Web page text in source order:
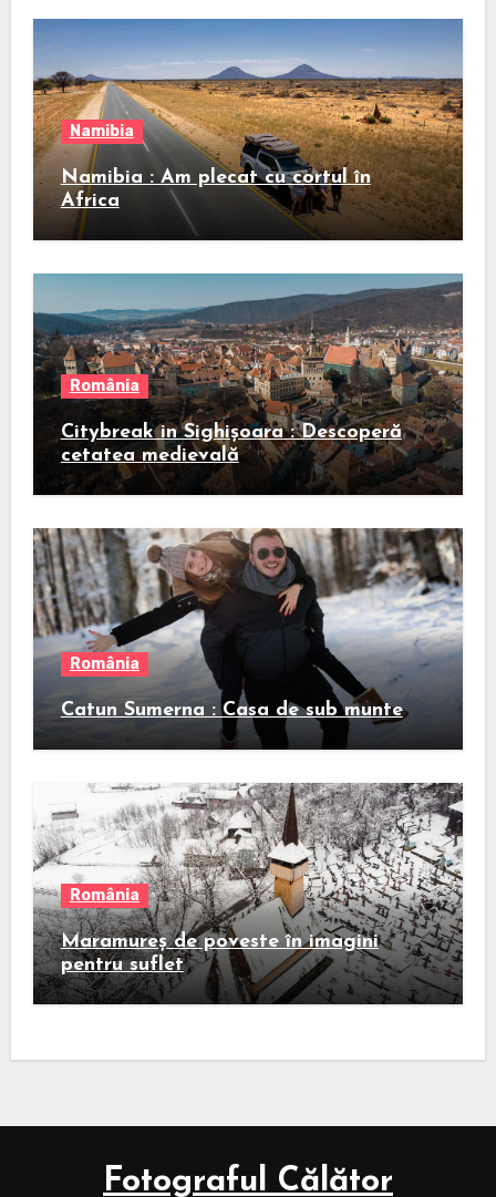
Namibia
Namibia : Am plecat cu cortul în
Africa
România
Citybreak in Sighișoara : Descoperă
cetatea medievală
România
Catun Sumerna : Casa de sub munte
România
Maramureș de poveste în imagini
pentru suflet
Fotograful Călător